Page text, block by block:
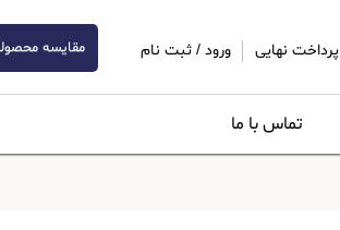
پرداخت نهایی ورود /ثبت نام مقایسه
تماس با ما